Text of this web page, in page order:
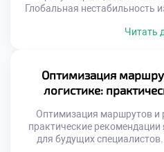
Глобальная нестабильность
оптимизации затрат
уметь управлять рисками
Способность
следования инструкциям.
измеряется
Читать
Оптимизация
логистике:
Оптимизация маршрутов и
практические
для будущих